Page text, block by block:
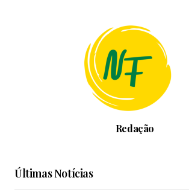
Redação
Últimas Notícias